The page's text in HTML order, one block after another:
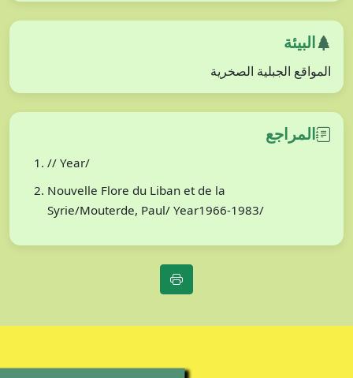
البيئة
المواقع الجبلية الصخرية
المراجع
// Year/
Nouvelle Flore du Liban et de la
Syrie/Mouterde, Paul/ Year1966-1983/